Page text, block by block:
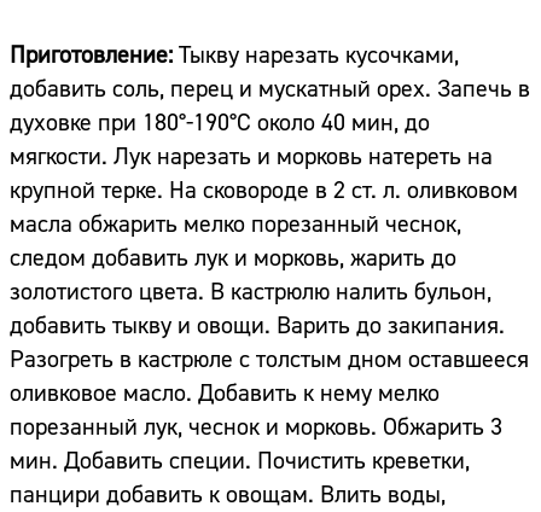
Приготовление: Тыкву нарезать кусочками,
добавить соль, перец и мускатный орех. Запечь в
духовке при 180°-190°С около 40 мин, до
мягкости. Лук нарезать и морковь натереть на
крупной терке. На сковороде в 2 ст. л. оливковом
масла обжарить мелко порезанный чеснок,
следом добавить лук и морковь, жарить до
золотистого цвета. В кастрюлю налить бульон,
добавить тыкву и овощи. Варить до закипания.
Разогреть в кастрюле с толстым дном оставшееся
оливковое масло. Добавить к нему мелко
порезанный лук, чеснок и морковь. Обжарить 3
мин. Добавить специи. Почистить креветки,
панцири добавить к овощам. Влить воды,